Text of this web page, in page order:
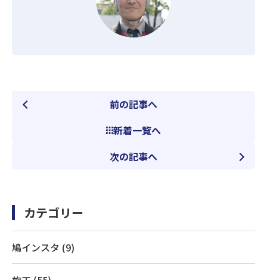
前の記事へ
新着一覧へ
次の記事へ
カテゴリー
鳩インスタ (9)